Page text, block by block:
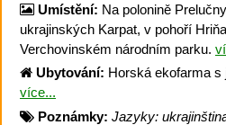
Umístění: Na polonině
ukrajinských Karpat, v pohoří
Verchovinském národním parku.
Ubytování: Horská ekofarma s
více...
Poznámky: Jazyky: